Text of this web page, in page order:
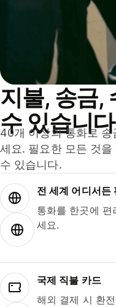
지불, 송금,
수 있습니다
40개 이상의 통화로
세요. 필요한 모든 것
수 있습니다.
전 세계 어디서든
통화를 한곳에
세요.
국제 직불 카드
해외 결제 시 환